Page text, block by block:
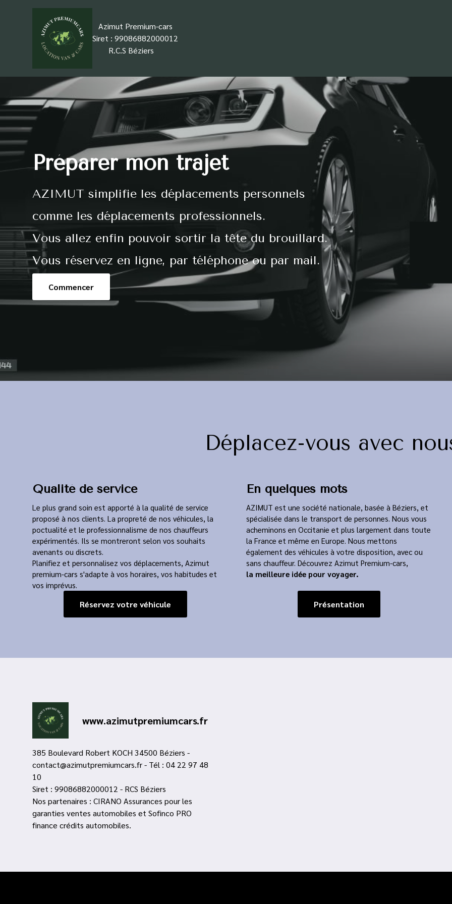
Azimut Premium-cars
Siret : 99086882000012
R.C.S Béziers
Préparer mon trajet
AZIMUT simplifie les déplacements personnels
comme les déplacements professionnels.
Vous allez enfin pouvoir sortir la tête du brouillard.
Vous réservez en ligne, par téléphone ou par mail.
Commencer
Déplacez-vous avec
Qualité de service
Le plus grand soin est apporté à la qualité de service
proposé à nos clients. La propreté de nos véhicules, la
poctualité et le professionnalisme de nos chauffeurs
expérimentés. Ils se montreront selon vos souhaits
avenants ou discrets.
Planifiez et personnalisez vos déplacements, Azimut
premium-cars s'adapte à vos horaires, vos habitudes et
vos imprévus.
Réservez votre véhicule
En quelques mots
AZIMUT est une société nationale, basée à Béziers, et
spécialisée dans le transport de personnes. Nous vous
acheminons en Occitanie et plus largement dans toute
la France et même en Europe. Nous mettons
également des véhicules à votre disposition, avec ou
sans chauffeur. Découvrez Azimut Premium-cars,
la meilleure idée pour voyager.
Présentation
www.azimutpremiumcars.fr
385 Boulevard Robert KOCH 34500 Béziers -
contact@azimutpremiumcars.fr - Tél : 04 22 97 48
10
Siret : 99086882000012 - RCS Béziers
Nos partenaires : CIRANO Assurances pour les
garanties ventes automobiles et Sofinco PRO
finance crédits automobiles.